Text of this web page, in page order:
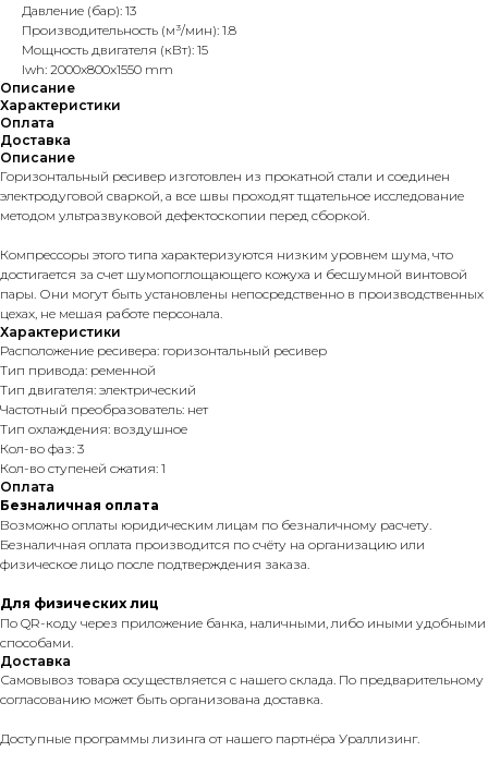
Давление (бар): 13
Производительность (м³/мин): 1.8
Мощность двигателя (кВт): 15
lwh: 2000x800x1550 mm
Описание
Характеристики
Оплата
Доставка
Описание
Горизонтальный ресивер изготовлен из прокатной стали и соединен
электродуговой сваркой, а все швы проходят тщательное исследование
методом ультразвуковой дефектоскопии перед сборкой.
Компрессоры этого типа характеризуются низким уровнем шума, что
достигается за счет шумопоглощающего кожуха и бесшумной винтовой
пары. Они могут быть установлены непосредственно в производственных
цехах, не мешая работе персонала.
Характеристики
Расположение ресивера: горизонтальный ресивер
Тип привода: ременной
Тип двигателя: электрический
Частотный преобразователь: нет
Тип охлаждения: воздушное
Кол-во фаз: 3
Кол-во ступеней сжатия: 1
Оплата
Безналичная оплата
Возможно оплаты юридическим лицам по безналичному расчету.
Безналичная оплата производится по счёту на организацию или
физическое лицо после подтверждения заказа.
Для физических лиц
По QR-коду через приложение банка, наличными, либо иными удобными
способами.
Доставка
Самовывоз товара осуществляется с нашего склада. По предварительному
согласованию может быть организована доставка.
Доступные программы лизинга от нашего партнёра Ураллизинг.